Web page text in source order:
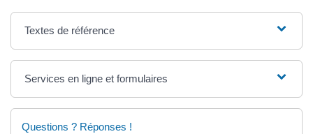
Textes de référence
Services en ligne et formulaires
Questions ? Réponses !